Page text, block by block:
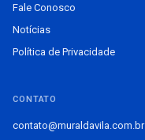
Fale Conosco
Notícias
Política de Privacidade
CONTATO
contato@muraldavila.com.br